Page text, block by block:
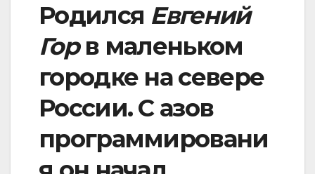
Родился Евгений
Горв маленьком
городке на севере
России. С азов
программировани